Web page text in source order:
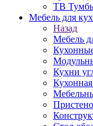
ТВ
Мебель для
Назад
Мебель
Кухни